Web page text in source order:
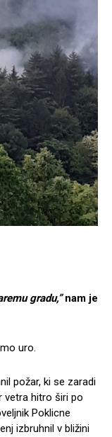
gradu,”nam je
uro.
požar, ki se zaradi
vetra hitro širi po
Poklicne
izbruhnil v bližini